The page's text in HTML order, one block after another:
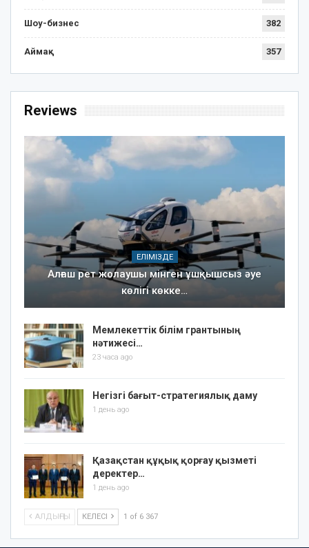
Шоу-бизнес 382
Аймақ 357
Reviews
ЕЛІМІЗДЕ
Алғаш рет жолаушы мінген ұшқышсыз әуе
көлігі көкке…
Мемлекеттік білім грантының
нәтижесі…
23 часа ago
Негізгі бағыт-стратегиялық даму
1 день ago
Қазақстан құқық қорғау қызметі
деректер…
1 день ago
АЛДЫҢҒЫ КЕЛЕСІ 1 of 6 367